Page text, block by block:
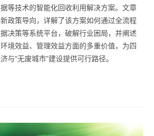
等技术的智能化回收利用解决方案。文章
政策导向，详解了该方案如何通过全流程
决策等系统平台，破解行业困局，并阐述
境效益、管理效益方面的多重价值，为四
与“无废城市”建设提供可行路径。